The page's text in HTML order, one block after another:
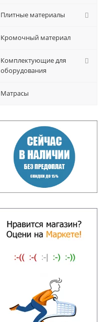
Плитные материалы
Кромочный материал
Комплектующие для
оборудования
Матрасы